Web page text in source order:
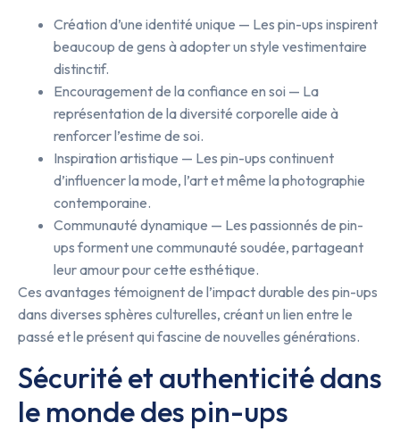
Création d’une identité unique — Les pin-ups inspirent
beaucoup de gens à adopter un style vestimentaire
distinctif.
Encouragement de la confiance en soi — La
représentation de la diversité corporelle aide à
renforcer l’estime de soi.
Inspiration artistique — Les pin-ups continuent
d’influencer la mode, l’art et même la photographie
contemporaine.
Communauté dynamique — Les passionnés de pin-
ups forment une communauté soudée, partageant
leur amour pour cette esthétique.
Ces avantages témoignent de l’impact durable des pin-ups
dans diverses sphères culturelles, créant un lien entre le
passé et le présent qui fascine de nouvelles générations.
Sécurité et authenticité dans
le monde des pin-ups